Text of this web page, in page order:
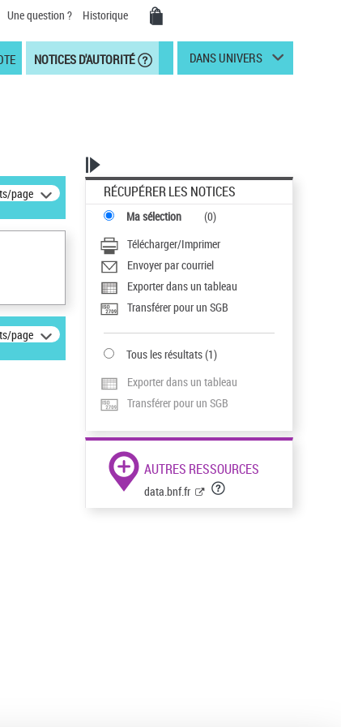
Une question ? Historique
NOTICES D'AUTORITÉ DANS UNIVERS
page
page
RÉCUPÉRER LES NOTICES
Ma sélection (0)
Télécharger/Imprimer
Envoyer par courriel
Exporter dans un tableau
Transférer pour un SGB
Tous les résultats(1)
Exporter dans un tableau
Transférer pour un SGB
AUTRES RESSOURCES
data.bnf.fr